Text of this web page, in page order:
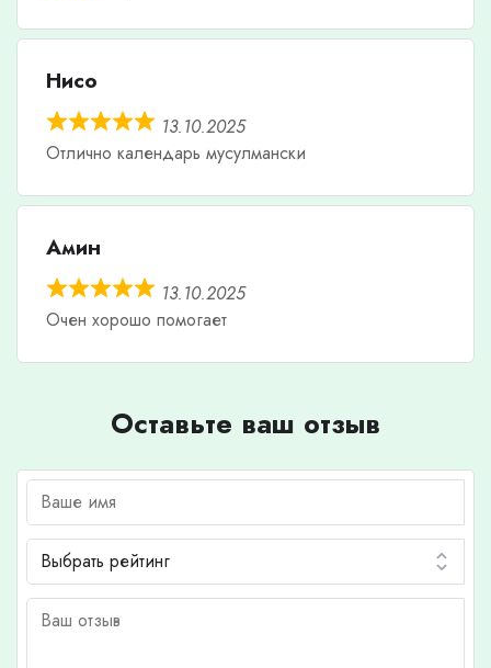
Нисо
13.10.2025
Отлично календарь мусулмански
Амин
13.10.2025
Очен хорошо помогает
Оставьте ваш отзыв